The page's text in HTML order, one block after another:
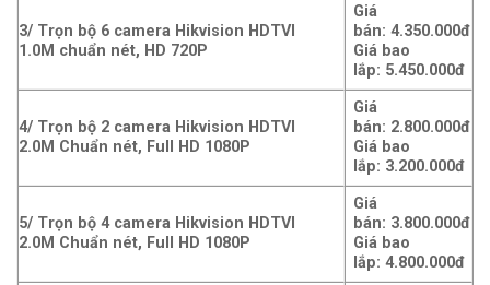
3/ Trọn bộ 6 camera Hikvision HDTVI
1.0M chuẩn nét, HD 720P
Giá
bán: 4.350.000đ
Giá bao
lắp: 5.450.000đ
4/ Trọn bộ 2 camera Hikvision HDTVI
2.0M Chuẩn nét, Full HD 1080P
Giá
bán: 2.800.000đ
Giá bao
lắp: 3.200.000đ
5/ Trọn bộ 4 camera Hikvision HDTVI
2.0M Chuẩn nét, Full HD 1080P
Giá
bán: 3.800.000đ
Giá bao
lắp: 4.800.000đ